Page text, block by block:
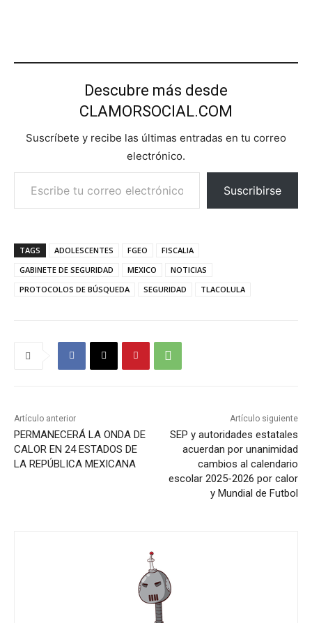
Descubre más desde
CLAMORSOCIAL.COM
Suscríbete y recibe las últimas entradas en tu correo
electrónico.
Escribe tu correo electrónico…
Suscribirse
TAGS ADOLESCENTES FGEO
FISCALIA
GABINETE DE SEGURIDAD
MEXICO
NOTICIAS
PROTOCOLOS DE BÚSQUEDA
SEGURIDAD TLACOLULA
Artículo anterior
PERMANECERÁ LA ONDA DE
CALOR EN 24 ESTADOS DE
LA REPÚBLICA MEXICANA
Artículo siguiente
SEP y autoridades estatales
acuerdan por unanimidad
cambios al calendario
escolar 2025-2026 por calor
y Mundial de Futbol